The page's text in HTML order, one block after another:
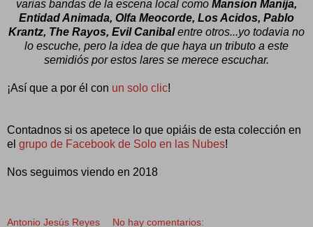
varias bandas de la escena local como Mansion Manija,
Entidad Animada, Olfa Meocorde, Los Acidos, Pablo
Krantz, The Rayos, Evil Canibalentre otros...yo todavia no
lo escuche, pero la idea de que haya un tributo a este
semidiós por estos lares se merece escuchar.
¡Así que a por él con un solo clic!
Contadnos si os apetece lo que opiáis de esta colección en
el grupo de Facebook de Solo en las Nubes!
Nos seguimos viendo en 2018
Antonio Jesús Reyes No hay comentarios: